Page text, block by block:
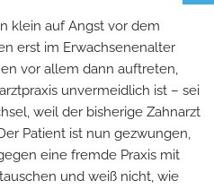
klein auf Angst vor dem
erst im Erwachsenenalter
vor allem dann auftreten,
unvermeidlich ist – sei
weil der bisherige Zahnarzt
Patient ist nun gezwungen,
eine fremde Praxis mit
und weiß nicht, wie